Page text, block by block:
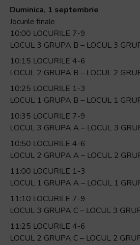
Duminica, 1 septembrie
Jocurile finale
10:00 LOCURILE 7-9
LOCUL 3 GRUPA B – LOCUL 3
10:15 LOCURILE 4-6
LOCUL 2 GRUPA B – LOCUL 2
10:25 LOCURILE 1-3
LOCUL 1 GRUPA B – LOCUL 1
10:35 LOCURILE 7-9
LOCUL 3 GRUPA A – LOCUL 3
10:50 LOCURILE 4-6
LOCUL 2 GRUPA A – LOCUL 2
11:00 LOCURILE 1-3
LOCUL 1 GRUPA A – LOCUL 1
11:10 LOCURILE 7-9
LOCUL 3 GRUPA C – LOCUL 3
11:25 LOCURILE 4-6
LOCUL 2 GRUPA C – LOCUL 2